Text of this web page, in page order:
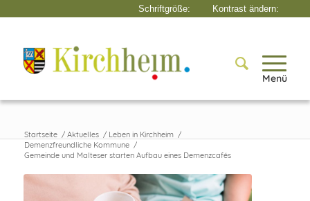
Menü
Startseite / Aktuelles / Leben in Kirchheim /
Demenzfreundliche Kommune /
Gemeinde und Malteser starten Aufbau eines Demenzcafés